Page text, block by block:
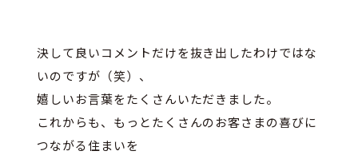
決して良いコメントだけを抜き出したわけではな
いのですが（笑）、
嬉しいお言葉をたくさんいただきました。
これからも、もっとたくさんのお客さまの喜びに
つながる住まいを